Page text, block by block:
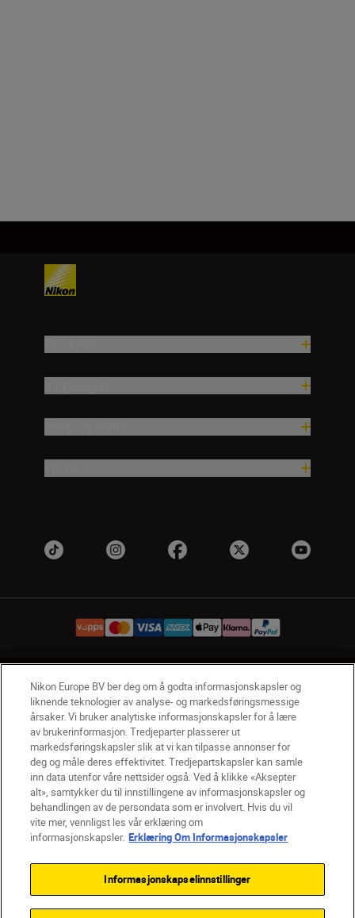
NO Nikon Sites
Kontakt oss Personvernerklæring
Bruksvilkår
Vilkår og betingelser for Nikon Store
Erklæring Om Informasjonskapsler
Tilgjengelighet
Innstillinger for informasjonskapsler
© 2026 Nikon
Back to top
Nikon Europe BV ber deg om å godta informasjonskapsler og
liknende teknologier av analyse- og markedsføringsmessige
årsaker. Vi bruker analytiske informasjonskapsler for å lære
av brukerinformasjon. Tredjeparter plasserer ut
markedsføringskapsler slik at vi kan tilpasse annonser for
deg og måle deres effektivitet. Tredjepartskapsler kan samle
inn data utenfor våre nettsider også. Ved å klikke «Aksepter
alt», samtykker du til innstillingene av informasjonskapsler og
behandlingen av de persondata som er involvert. Hvis du vil
vite mer, vennligst les vår erklæring om
informasjonskapsler. Erklæring Om Informasjonskapsler
Informasjonskapselinnstillinger